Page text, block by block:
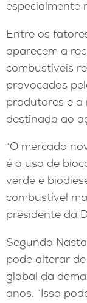
especialmente
Entre os
aparecem a
combustíveis
provocados
produtores e a
destinada ao
“O mercado
é o uso de
verde e
combustível
presidente da
Segundo
pode alterar
global da
anos. “Isso